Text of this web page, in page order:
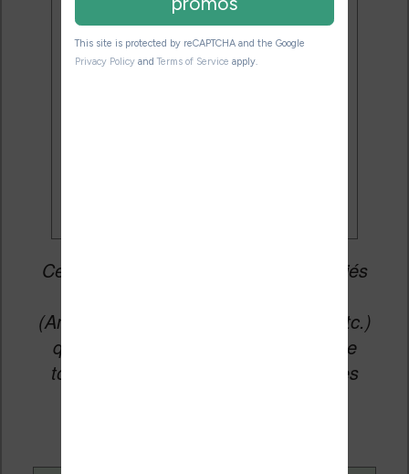
J'accepte de recevoir des
mises à jour et des promotions
par e-mail.
Cet article peut contenir des liens affiliés
(Amazon, Fnac, Cultura, Boulanger, etc.)
qui permettent aux auteurs du site de
toucher une petite commission sur les